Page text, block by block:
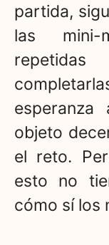
partida,
las mini-
esperanza
objeto
el reto.
esto no
cómo sí los